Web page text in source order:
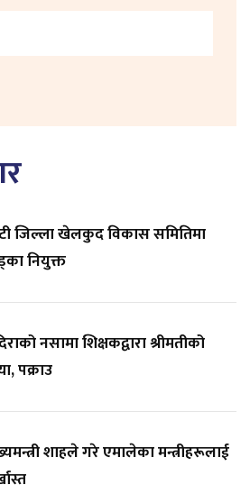
जिल्ला खेलकुद विकास समितिमा
नियुक्त
नसामा शिक्षकद्वारा श्रीमतीको
पक्राउ
शाहले गरे एमालेका मन्त्रीहरूलाई